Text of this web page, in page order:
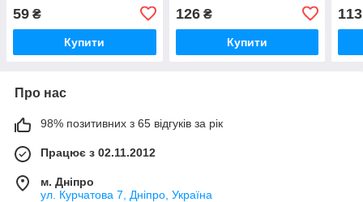
59 ₴
Купити
126₴
Купити
113
Про нас
98% позитивних з 65 відгуків за рік
Працює з 02.11.2012
м. Дніпро
ул. Курчатова 7, Дніпро, Україна